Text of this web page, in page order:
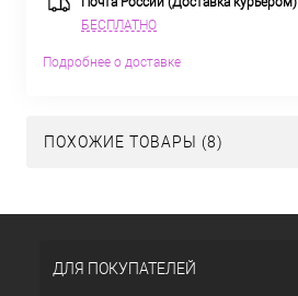
БЕСПЛАТНО
Подробнее о доставке
ПОХОЖИЕ ТОВАРЫ (8)
ДЛЯ ПОКУПАТЕЛЕЙ